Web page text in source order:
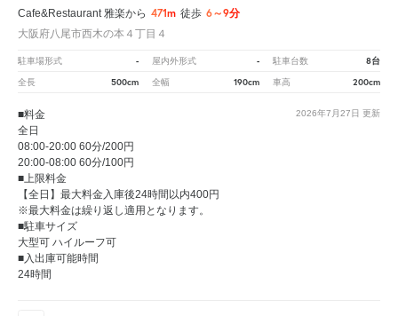
Cafe&Restaurant 雅楽から 471m 徒歩 6～9分
大阪府八尾市西木の本４丁目４
駐車場形式 - 屋内外形式 - 駐車台数 8台
全長 500cm 全幅 190cm 車高 200cm
2026年7月27日 更新
■料金
全日
08:00-20:00 60分/200円
20:00-08:00 60分/100円
■上限料金
【全日】最大料金入庫後24時間以内400円
※最大料金は繰り返し適用となります。
■駐車サイズ
大型可 ハイルーフ可
■入出庫可能時間
24時間